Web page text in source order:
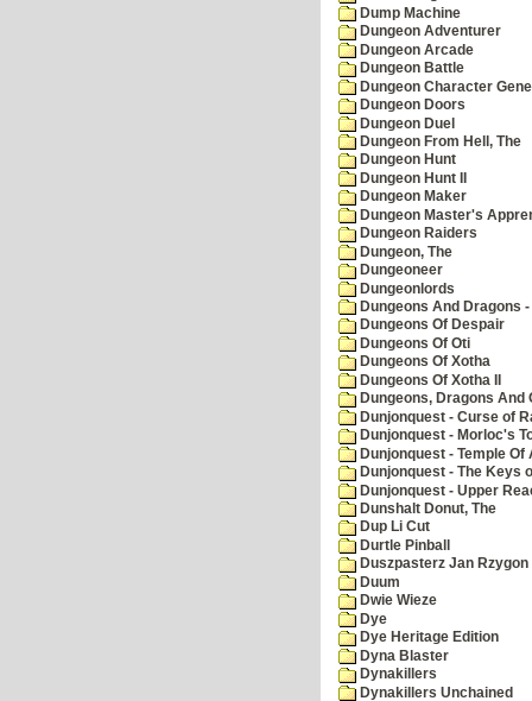
Dump Machine
Dungeon Adventurer
Dungeon Arcade
Dungeon Battle
Dungeon Character
Dungeon Doors
Dungeon Duel
Dungeon From Hell, The
Dungeon Hunt
Dungeon Hunt II
Dungeon Maker
Dungeon Master's
Dungeon Raiders
Dungeon, The
Dungeoneer
Dungeonlords
Dungeons And Dragons
Dungeons Of Despair
Dungeons Of Oti
Dungeons Of Xotha
Dungeons Of Xotha II
Dungeons, Dragons And
Dunjonquest - Curse of
Dunjonquest - Morloc's
Dunjonquest - Temple Of
Dunjonquest - The Keys
Dunjonquest - Upper
Dunshalt Donut, The
Dup Li Cut
Durtle Pinball
Duszpasterz Jan Rzygon
Duum
Dwie Wieze
Dye
Dye Heritage Edition
Dyna Blaster
Dynakillers
Dynakillers Unchained